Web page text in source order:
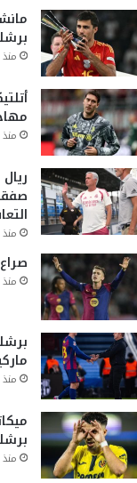
منذ 57
منذ 58
منذ 60